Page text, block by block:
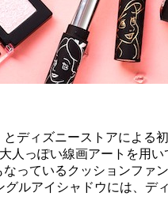
ディズニーストアによる
人っぽい線画アートを用い
っているクッションファ
ルアイシャドウには、